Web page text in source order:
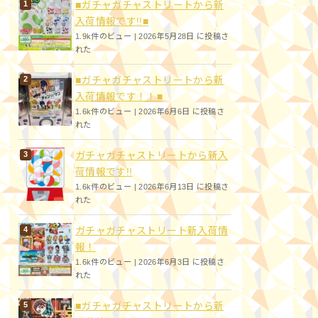
■ガチャガチャストリートから新
入荷情報です!!■
1.9k件のビュー|2026年5月28日 に投稿さ
れた
■ガチャガチャストリートから新
入荷情報です！！■
1.6k件のビュー |2026年6月6日 に投稿さ
れた
ガチャガチャストリートから新入
荷情報です!!
1.6k件のビュー|2026年6月13日 に投稿さ
れた
ガチャガチャストリート新入荷情
報！
1.6k件のビュー |2026年6月3日 に投稿さ
れた
■ガチャガチャストリートから新